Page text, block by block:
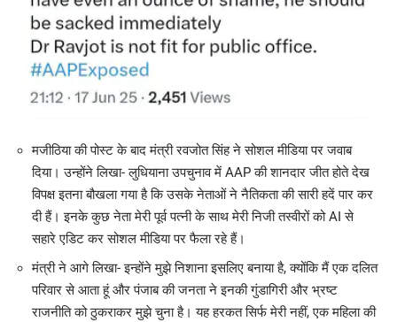
मजीठिया की पोस्ट के बाद मंत्री रवजोत सिंह ने सोशल मीडिया पर जवाब
दिया। उन्होंने लिखा- लुधियाना उपचुनाव में AAP की शानदार जीत होते देख
विपक्ष इतना बौखला गया है कि उसके नेताओं ने नैतिकता की सारी हदें पार कर
दी हैं। इनके कुछ नेता मेरी पूर्व पत्नी के साथ मेरी निजी तस्वीरों को AI से
सहारे एडिट कर सोशल मीडिया पर फैला रहे हैं।
मंत्री ने आगे लिखा- इन्होंने मुझे निशाना इसलिए बनाया है, क्योंकि मैं एक दलित
परिवार से आता हूं और पंजाब की जनता ने इनकी गुंडागिरी और भ्रष्ट
राजनीति को ठुकराकर मुझे चुना है। यह हरकत सिर्फ मेरी नहीं, एक महिला की